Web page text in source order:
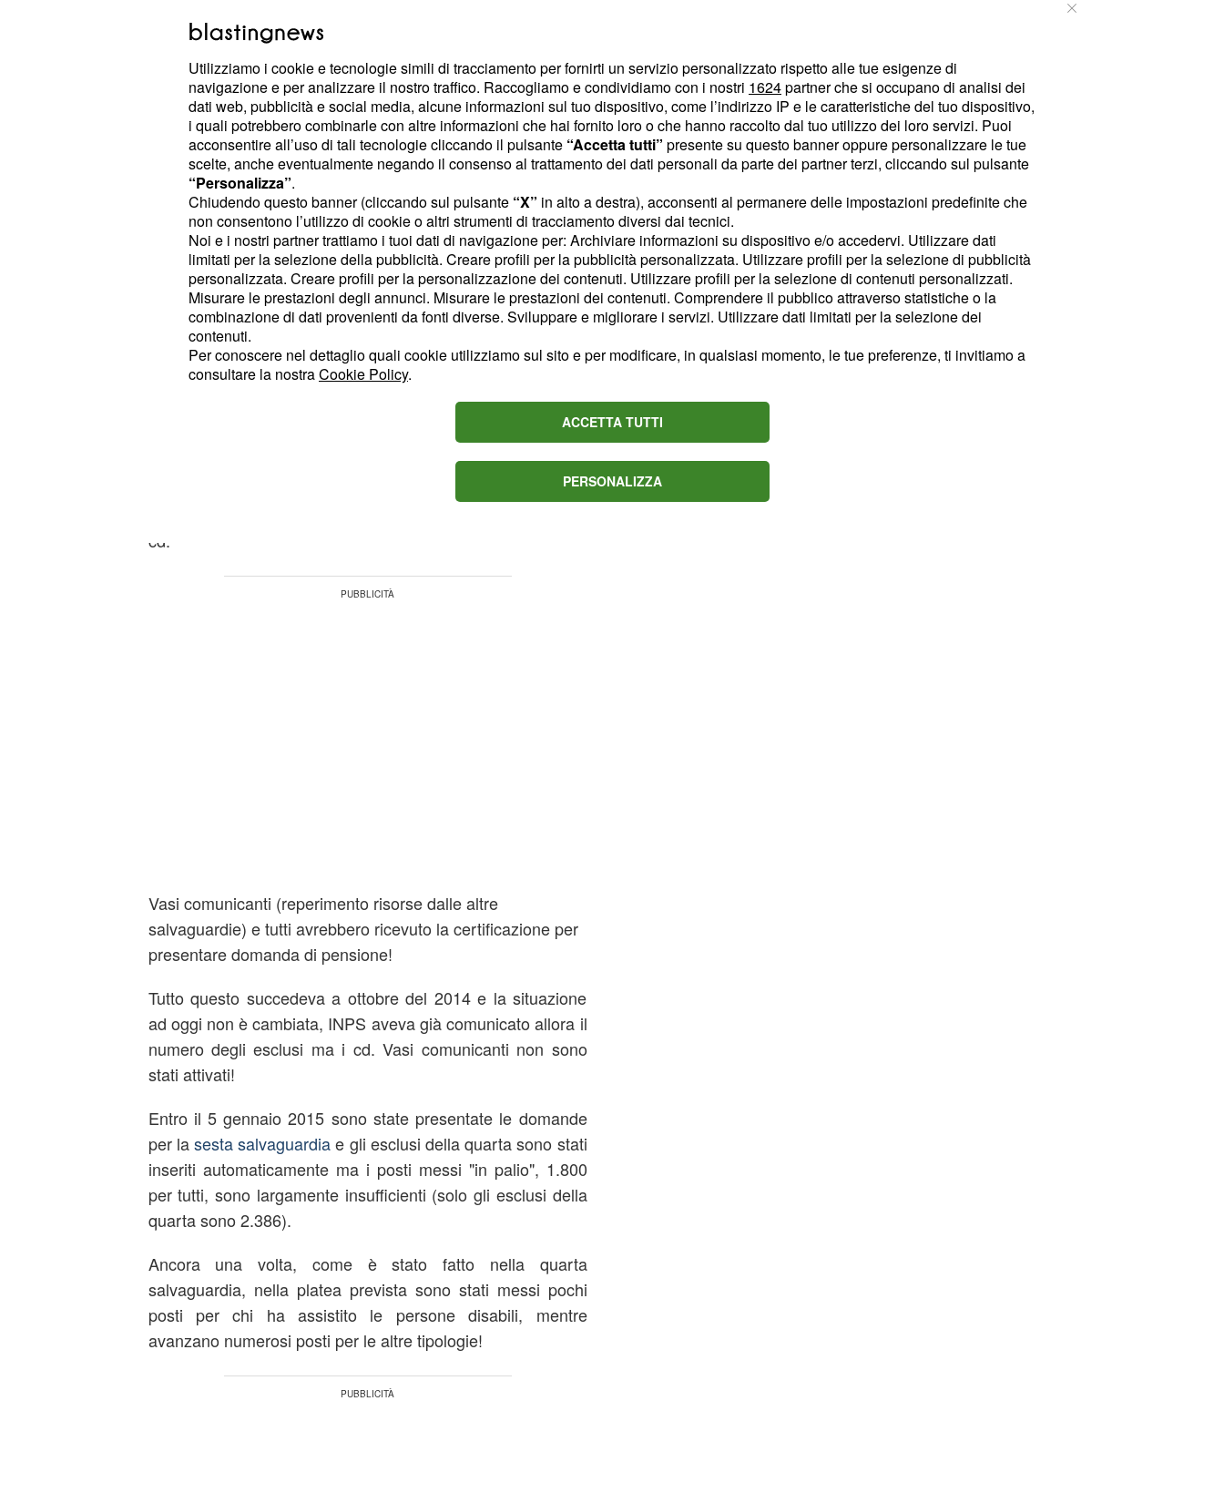
11 bis della legge del 28.10.2013, n. 124e cioè:
chi risultava in congedoai sensi dell'articolo 42, comma
5, del Dlgs 151/2001o fruitori di permessiai sensi
dell'articolo 33, comma 3, dellalegge 104/1992nel corso
del 2011
chi vantava
alla data del 31.12.2013
i requisiti
contributivi utili ad accedere al trattamento
pensionistico
Infatti non tutti i lavoratori aventi il requisito per poter
accedere, sono stati salvaguardati e, nonostante le proteste
di chi è rimasto fuori dalla salvaguardia, nessuno ha fatto
nulla, né INPS né tanto meno il Ministero del Lavoro e delle
Politiche Sociali. Con diverse email scritte agli utenti del
forum di "pensioni oggi", l'Onorevole Gnecchi ha sempre
rassicurato gli esclusi della quarta salvaguardia dicendo che
cd.
Vasi comunicanti (reperimento risorse dalle altre
salvaguardie) e tutti avrebbero ricevuto la certificazione per
presentare domanda di pensione!
Tutto questo succedeva a ottobre del 2014 e la situazione
ad oggi non è cambiata, INPS aveva già comunicato allora il
numero degli esclusi ma i cd. Vasi comunicanti non sono
stati attivati!
Entro il 5 gennaio 2015 sono state presentate le domande
per lasesta salvaguardiae gli esclusi della quarta sono stati
inseriti automaticamente ma i posti messi "in palio", 1.800
per tutti, sono largamente insufficienti (solo gli esclusi della
quarta sono 2.386).
Ancora una volta, come è stato fatto nella quarta
salvaguardia, nella platea prevista sono stati messi pochi
posti per chi ha assistito le persone disabili, mentre
avanzano numerosi posti per le altre tipologie!
Utilizziamo i cookie e tecnologie simili di tracciamento per fornirti un servizio personalizzato rispetto alle tue esigenze di
navigazione e per analizzare il nostro traffico. Raccogliamo e condividiamo con i nostri 1624partner che si occupano di analisi dei
dati web, pubblicità e social media, alcune informazioni sul tuo dispositivo, come l’indirizzo IP e le caratteristiche del tuo dispositivo,
i quali potrebbero combinarle con altre informazioni che hai fornito loro o che hanno raccolto dal tuo utilizzo dei loro servizi. Puoi
acconsentire all’uso di tali tecnologie cliccando il pulsante “Accetta tutti” presente su questo banner oppure personalizzare le tue
scelte, anche eventualmente negando il consenso al trattamento dei dati personali da parte dei partner terzi, cliccando sul pulsante
“Personalizza”.
Chiudendo questo banner (cliccando sul pulsante “X” in alto a destra), acconsenti al permanere delle impostazioni predefinite che
non consentono l’utilizzo di cookie o altri strumenti di tracciamento diversi dai tecnici.
Noi e i nostri partner trattiamo i tuoi dati di navigazione per: Archiviare informazioni su dispositivo e/o accedervi. Utilizzare dati
limitati per la selezione della pubblicità. Creare profili per la pubblicità personalizzata. Utilizzare profili per la selezione di pubblicità
personalizzata. Creare profili per la personalizzazione dei contenuti. Utilizzare profili per la selezione di contenuti personalizzati.
Misurare le prestazioni degli annunci. Misurare le prestazioni dei contenuti. Comprendere il pubblico attraverso statistiche o la
combinazione di dati provenienti da fonti diverse. Sviluppare e migliorare i servizi. Utilizzare dati limitati per la selezione dei
contenuti.
Per conoscere nel dettaglio quali cookie utilizziamo sul sito e per modificare, in qualsiasi momento, le tue preferenze, ti invitiamo a
consultare la nostraCookie Policy.
ACCETTA TUTTI
PERSONALIZZA